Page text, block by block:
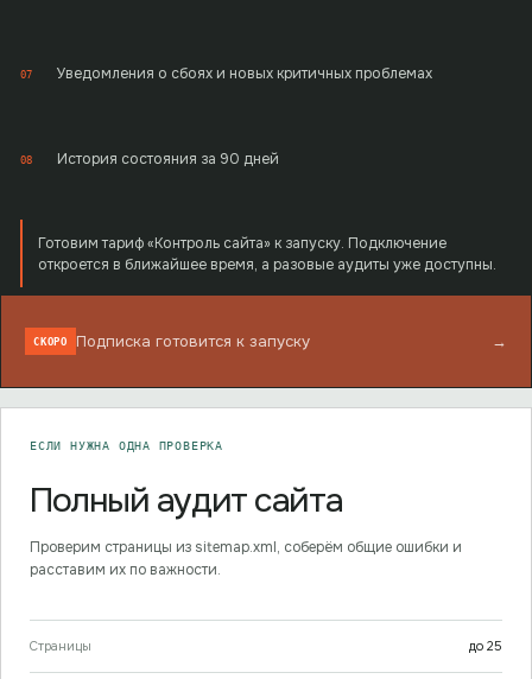
07 Уведомления о сбоях и новых критичных проблемах
08 История состояния за 90 дней
Готовим тариф «Контроль сайта» к запуску. Подключение
откроется в ближайшее время, а разовые аудиты уже доступны.
СКОРО Подписка готовится к запуску →
ЕСЛИ НУЖНА ОДНА ПРОВЕРКА
Полный аудит сайта
Проверим страницы из sitemap.xml, соберём общие ошибки и
расставим их по важности.
Страницы до 25